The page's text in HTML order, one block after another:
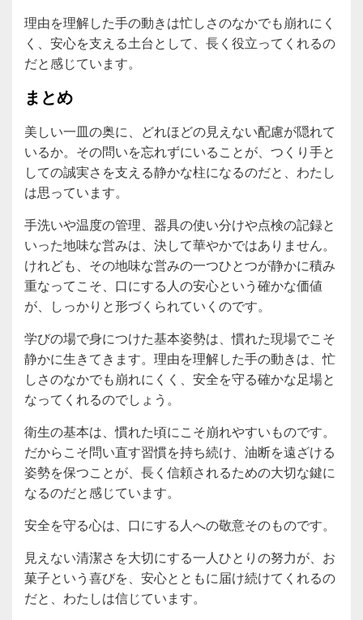
理由を理解した手の動きは忙しさのなかでも崩れにく
く、安心を支える土台として、長く役立ってくれるの
だと感じています。
まとめ
美しい一皿の奥に、どれほどの見えない配慮が隠れて
いるか。その問いを忘れずにいることが、つくり手と
しての誠実さを支える静かな柱になるのだと、わたし
は思っています。
手洗いや温度の管理、器具の使い分けや点検の記録と
いった地味な営みは、決して華やかではありません。
けれども、その地味な営みの一つひとつが静かに積み
重なってこそ、口にする人の安心という確かな価値
が、しっかりと形づくられていくのです。
学びの場で身につけた基本姿勢は、慣れた現場でこそ
静かに生きてきます。理由を理解した手の動きは、忙
しさのなかでも崩れにくく、安全を守る確かな足場と
なってくれるのでしょう。
衛生の基本は、慣れた頃にこそ崩れやすいものです。
だからこそ問い直す習慣を持ち続け、油断を遠ざける
姿勢を保つことが、長く信頼されるための大切な鍵に
なるのだと感じています。
安全を守る心は、口にする人への敬意そのものです。
見えない清潔さを大切にする一人ひとりの努力が、お
菓子という喜びを、安心とともに届け続けてくれるの
だと、わたしは信じています。